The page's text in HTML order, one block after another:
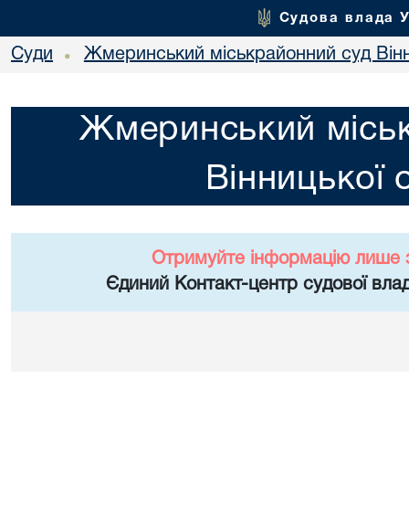
Судова влада
Суди • Жмеринський міськрайонний суд
Жмеринський
Вінницької
Отримуйте інформацію лише
Єдиний Контакт-центр судової